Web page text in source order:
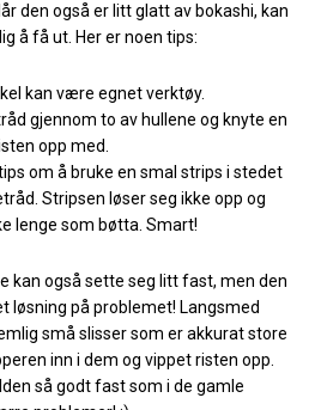
den også er litt glatt av bokashi, kan
å få ut. Her er noen tips:
kan være egnet verktøy.
gjennom to av hullene og knyte en
opp med.
om å bruke en smal strips i stedet
Stripsen løser seg ikke opp og
lenge som bøtta. Smart!
kan også sette seg litt fast, men den
løsning på problemet! Langsmed
små slisser som er akkurat store
inn i dem og vippet risten opp.
så godt fast som i de gamle